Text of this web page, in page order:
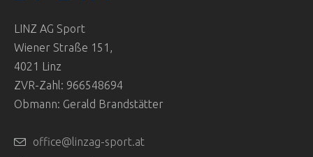
LINZ AG Sport
Wiener Straße 151,
4021 Linz
ZVR-Zahl: 966548694
Obmann: Gerald Brandstätter
office@linzag-sport.at